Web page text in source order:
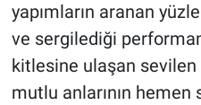
yapımların aranan
ve sergilediği
kitlesine ulaşan sevilen
mutlu anlarının hemen